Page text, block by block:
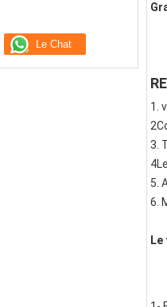
1.
3.
5.
6.